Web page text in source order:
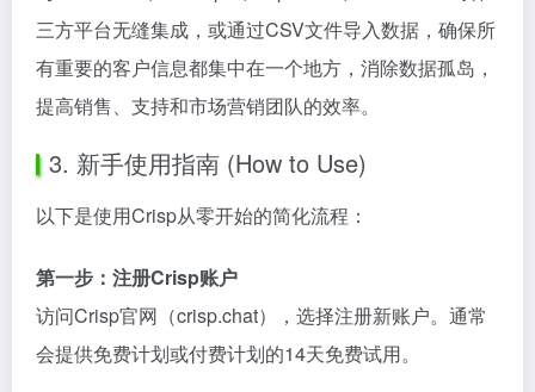
三方平台无缝集成，或通过CSV文件导入数据，确保所
有重要的客户信息都集中在一个地方，消除数据孤岛，
提高销售、支持和市场营销团队的效率。
3. 新手使用指南 (How to Use)
以下是使用Crisp从零开始的简化流程：
第一步：注册Crisp账户
访问Crisp官网（crisp.chat），选择注册新账户。通常
会提供免费计划或付费计划的14天免费试用。